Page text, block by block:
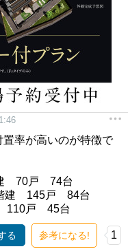
率が高いのが特徴で
建 70戸 74台
階建 145戸 84台
110戸 45台
る 参考になる! 1